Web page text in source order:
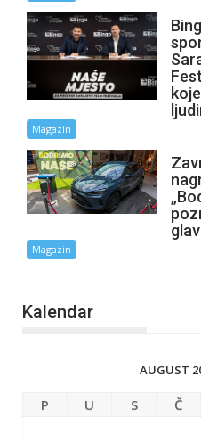
Magazin
Magazin
Kalendar
AUGUST
P U S Č